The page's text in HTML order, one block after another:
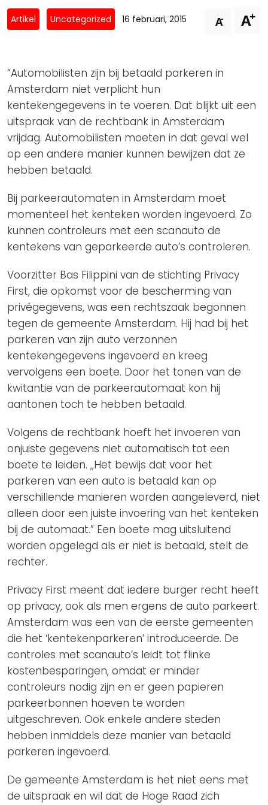
PSD2-me-niet
Nieuwsbrieven
Privacybeleid
ANBI Status
Playlist
Artikel Uncategorized 16 februari, 2015 A- A+
“Automobilisten zijn bij betaald parkeren in
Amsterdam niet verplicht hun
kentekengegevens in te voeren. Dat blijkt uit een
uitspraak van de rechtbank in Amsterdam
vrijdag. Automobilisten moeten in dat geval wel
op een andere manier kunnen bewijzen dat ze
hebben betaald.
Bij parkeerautomaten in Amsterdam moet
momenteel het kenteken worden ingevoerd. Zo
kunnen controleurs met een scanauto de
kentekens van geparkeerde auto’s controleren.
Voorzitter Bas Filippini van de stichting Privacy
First, die opkomst voor de bescherming van
privégegevens, was een rechtszaak begonnen
tegen de gemeente Amsterdam. Hij had bij het
parkeren van zijn auto verzonnen
kentekengegevens ingevoerd en kreeg
vervolgens een boete. Door het tonen van de
kwitantie van de parkeerautomaat kon hij
aantonen toch te hebben betaald.
Volgens de rechtbank hoeft het invoeren van
onjuiste gegevens niet automatisch tot een
boete te leiden. ,,Het bewijs dat voor het
parkeren van een auto is betaald kan op
verschillende manieren worden aangeleverd, niet
alleen door een juiste invoering van het kenteken
bij de automaat.” Een boete mag uitsluitend
worden opgelegd als er niet is betaald, stelt de
rechter.
Privacy First meent dat iedere burger recht heeft
op privacy, ook als men ergens de auto parkeert.
Amsterdam was een van de eerste gemeenten
die het ‘kentekenparkeren’ introduceerde. De
controles met scanauto’s leidt tot flinke
kostenbesparingen, omdat er minder
controleurs nodig zijn en er geen papieren
parkeerbonnen hoeven te worden
uitgeschreven. Ook enkele andere steden
hebben inmiddels deze manier van betaald
parkeren ingevoerd.
De gemeente Amsterdam is het niet eens met
de uitspraak en wil dat de Hoge Raad zich